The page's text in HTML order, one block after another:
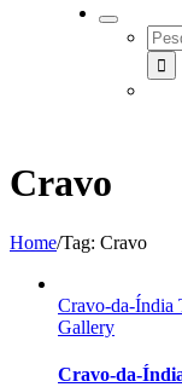
Cravo
Home/Tag: Cravo
Cravo-da-Índia
Gallery
Cravo-da-